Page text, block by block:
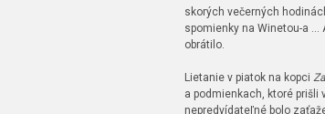
skorých večerných
spomienky na Winetou-a …
obrátilo.
Lietanie v piatok na kopci
a podmienkach, ktoré prišli
nepredvídateľné bolo